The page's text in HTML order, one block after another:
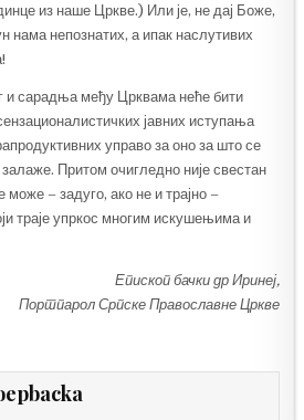
из наше Цркве.) Или је, не дај Боже,
нама непознатих, а ипак наслутивих
и сарадња међу Црквама неће бити
јавних иступања
управо за оно за што се
Притом очигледно није свестан
може – задуго, ако не и трајно –
траје упркос многим искушењима и
Епископ бачки др Иринеј,
Портпарол Српске Православне Цркве